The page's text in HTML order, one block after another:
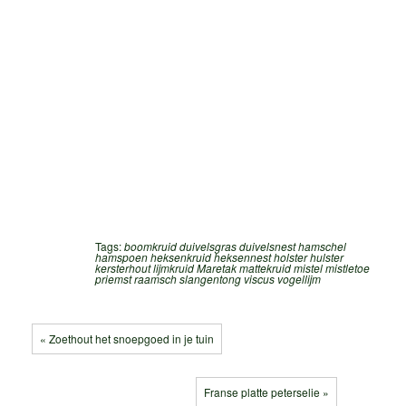
Tags:boomkruidduivelsgrasduivelsnesthamschel
hamspoenheksenkruidheksennestholsterhulster
kersterhoutlijmkruidMaretakmattekruidmistelmistletoe
priemstraamschslangentong viscus vogellijm
« Zoethout het snoepgoed in je tuin
Franse platte peterselie »